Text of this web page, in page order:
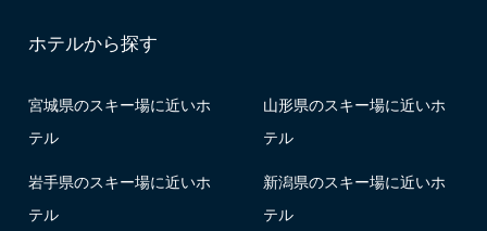
ホテルから探す
宮城県のスキー場に近いホ
テル
山形県のスキー場に近いホ
テル
岩手県のスキー場に近いホ
テル
新潟県のスキー場に近いホ
テル